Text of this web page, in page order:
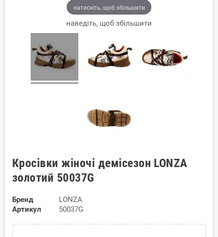
натисніть, щоб збільшити
наведіть, щоб збільшити
Кросівки жіночі демісезон LONZA
золотий 50037G
Бренд
LONZA
Артикул
50037G